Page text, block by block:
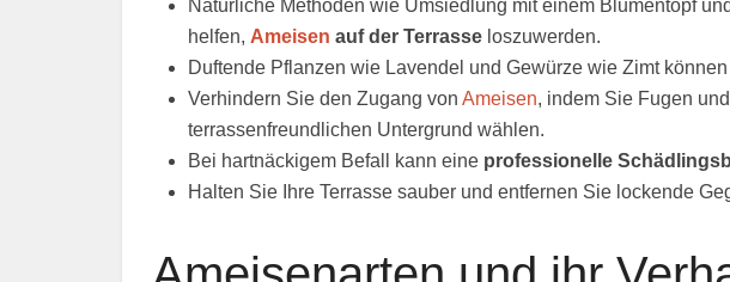
Natürliche Methoden wie Umsiedlung mit einem Blumentopf
helfen, Ameisen auf der Terrasse loszuwerden.
Duftende Pflanzen wie Lavendel und Gewürze wie Zimt können
Verhindern Sie den Zugang von Ameisen, indem Sie Fugen
terrassenfreundlichen Untergrund wählen.
Bei hartnäckigem Befall kann eine professionelle
Halten Sie Ihre Terrasse sauber und entfernen Sie lockende